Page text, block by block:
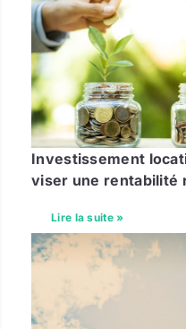
Investissement
viser une rentabilité
Lire la suite »